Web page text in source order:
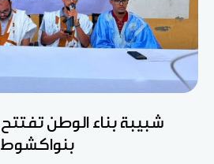
بنواكشوط